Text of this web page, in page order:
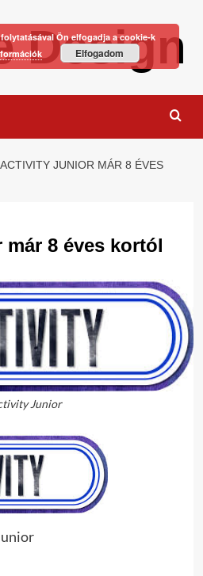
Design
ACTIVITY JUNIOR MÁR 8 ÉVES
8 éves kortól
Junior
Ön elfogadja a cookie-k
Elfogadom